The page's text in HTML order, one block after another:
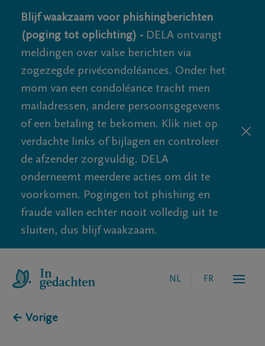
Blijf waakzaam voor phishingberichten
(poging tot oplichting) - DELA ontvangt
meldingen over valse berichten via
zogezegde privécondoléances. Onder het
mom van een condoléance tracht men
mailadressen, andere persoonsgegevens
of een betaling te bekomen. Klik niet op
verdachte links of bijlagen en controleer
de afzender zorgvuldig. DELA
onderneemt meerdere acties om dit te
voorkomen. Pogingen tot phishing en
fraude vallen echter nooit volledig uit te
sluiten, dus blijf waakzaam.
NL FR
← Vorige